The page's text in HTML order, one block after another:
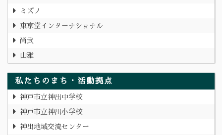
ミズノ
東京堂インターナショナル
尚武
山雅
私たちのまち・活動拠点
神戸市立神出中学校
神戸市立神出小学校
神出地域交流センター